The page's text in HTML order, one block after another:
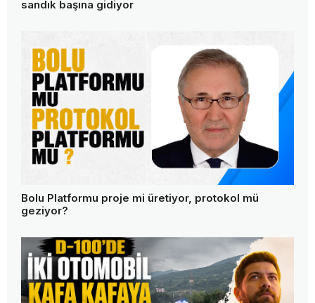
Bolu TSO'da seçim heyecanı başladı! 4 bin 645 üye
sandık başına gidiyor